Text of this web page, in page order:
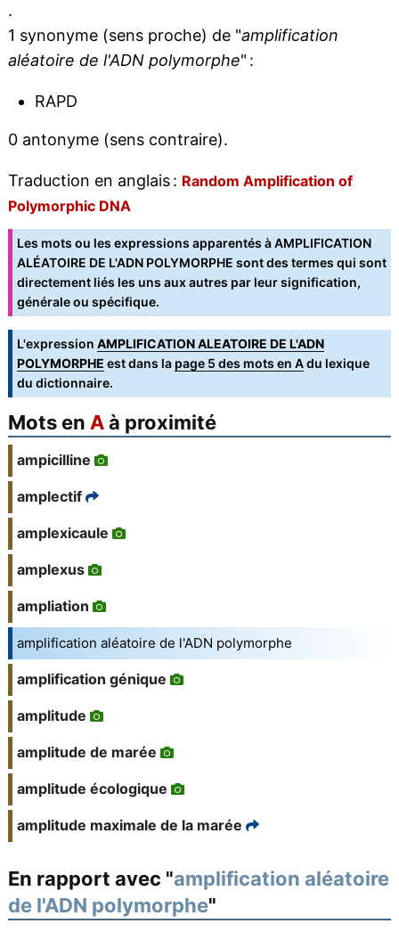
.
1 synonyme (sens proche) de "amplification
aléatoire de l'ADN polymorphe" :
RAPD
0 antonyme (sens contraire).
Traduction en anglais : Random Amplification of
Polymorphic DNA
Les mots ou les expressions apparentés à AMPLIFICATION
ALÉATOIRE DE L'ADN POLYMORPHE sont des termes qui sont
directement liés les uns aux autres par leur signification,
générale ou spécifique.
L'expression AMPLIFICATION ALEATOIRE DE L'ADN
POLYMORPHE est dans la page 5 des mots en Adu lexique
du dictionnaire.
Mots en Aà proximité
ampicilline
amplectif
amplexicaule
amplexus
ampliation
amplification aléatoire de l'ADN polymorphe
amplification génique
amplitude
amplitude de marée
amplitude écologique
amplitude maximale de la marée
En rapport avec "amplification aléatoire
de l'ADN polymorphe"